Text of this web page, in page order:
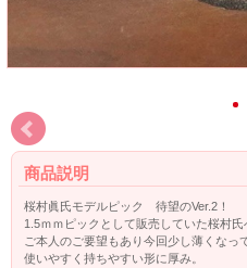
商品説明
桜村眞氏モデルピック 待望のVer.2！
1.5ｍｍピックとして販売していた桜村氏
ご本人のご要望もあり今回少し薄くなっ
使いやすく持ちやすい形に厚み。